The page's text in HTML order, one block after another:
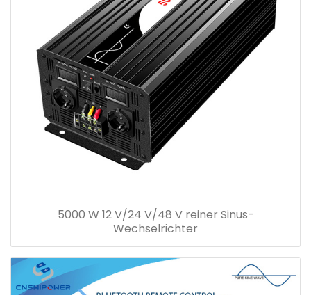
5000 W 12 V/24 V/48 V reiner Sinus-
Wechselrichter